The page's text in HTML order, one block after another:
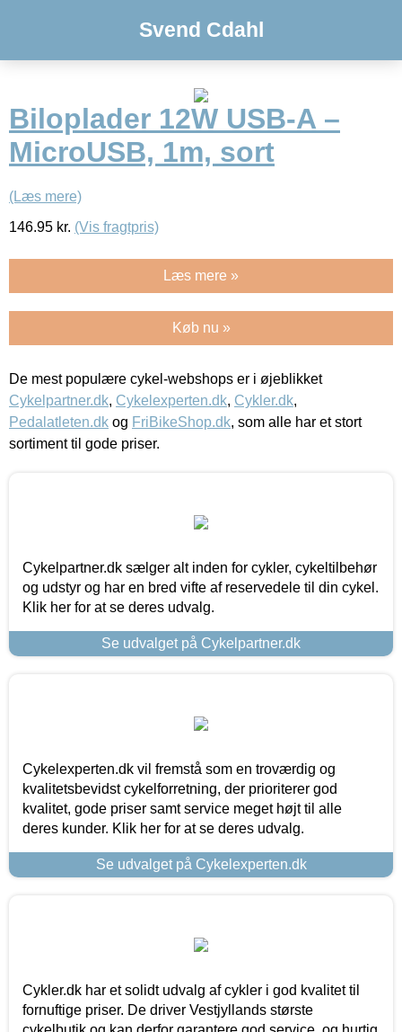
Svend Cdahl
Biloplader 12W USB-A –
MicroUSB, 1m, sort
(Læs mere)
146.95 kr. (Vis fragtpris)
Læs mere »
Køb nu »
De mest populære cykel-webshops er i øjeblikket
Cykelpartner.dk, Cykelexperten.dk, Cykler.dk,
Pedalatleten.dk og FriBikeShop.dk, som alle har et stort
sortiment til gode priser.
Cykelpartner.dk sælger alt inden for cykler, cykeltilbehør
og udstyr og har en bred vifte af reservedele til din cykel.
Klik her for at se deres udvalg.
Se udvalget på Cykelpartner.dk
Cykelexperten.dk vil fremstå som en troværdig og
kvalitetsbevidst cykelforretning, der prioriterer god
kvalitet, gode priser samt service meget højt til alle
deres kunder. Klik her for at se deres udvalg.
Se udvalget på Cykelexperten.dk
Cykler.dk har et solidt udvalg af cykler i god kvalitet til
fornuftige priser. De driver Vestjyllands største